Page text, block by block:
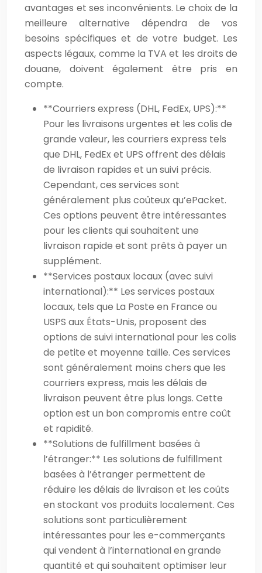
avantages et ses inconvénients. Le choix de la
meilleure alternative dépendra de vos
besoins spécifiques et de votre budget. Les
aspects légaux, comme la TVA et les droits de
douane, doivent également être pris en
compte.
**Courriers express (DHL, FedEx, UPS):**
Pour les livraisons urgentes et les colis de
grande valeur, les courriers express tels
que DHL, FedEx et UPS offrent des délais
de livraison rapides et un suivi précis.
Cependant, ces services sont
généralement plus coûteux qu’ePacket.
Ces options peuvent être intéressantes
pour les clients qui souhaitent une
livraison rapide et sont prêts à payer un
supplément.
**Services postaux locaux (avec suivi
international):** Les services postaux
locaux, tels que La Poste en France ou
USPS aux États-Unis, proposent des
options de suivi international pour les colis
de petite et moyenne taille. Ces services
sont généralement moins chers que les
courriers express, mais les délais de
livraison peuvent être plus longs. Cette
option est un bon compromis entre coût
et rapidité.
**Solutions de fulfillment basées à
l’étranger:** Les solutions de fulfillment
basées à l’étranger permettent de
réduire les délais de livraison et les coûts
en stockant vos produits localement. Ces
solutions sont particulièrement
intéressantes pour les e-commerçants
qui vendent à l’international en grande
quantité et qui souhaitent optimiser leur